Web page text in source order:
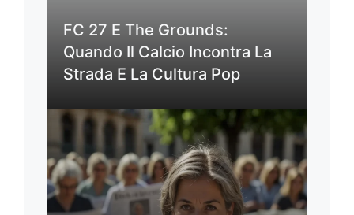
FC 27 E The Grounds:
Quando Il Calcio Incontra La
Strada E La Cultura Pop